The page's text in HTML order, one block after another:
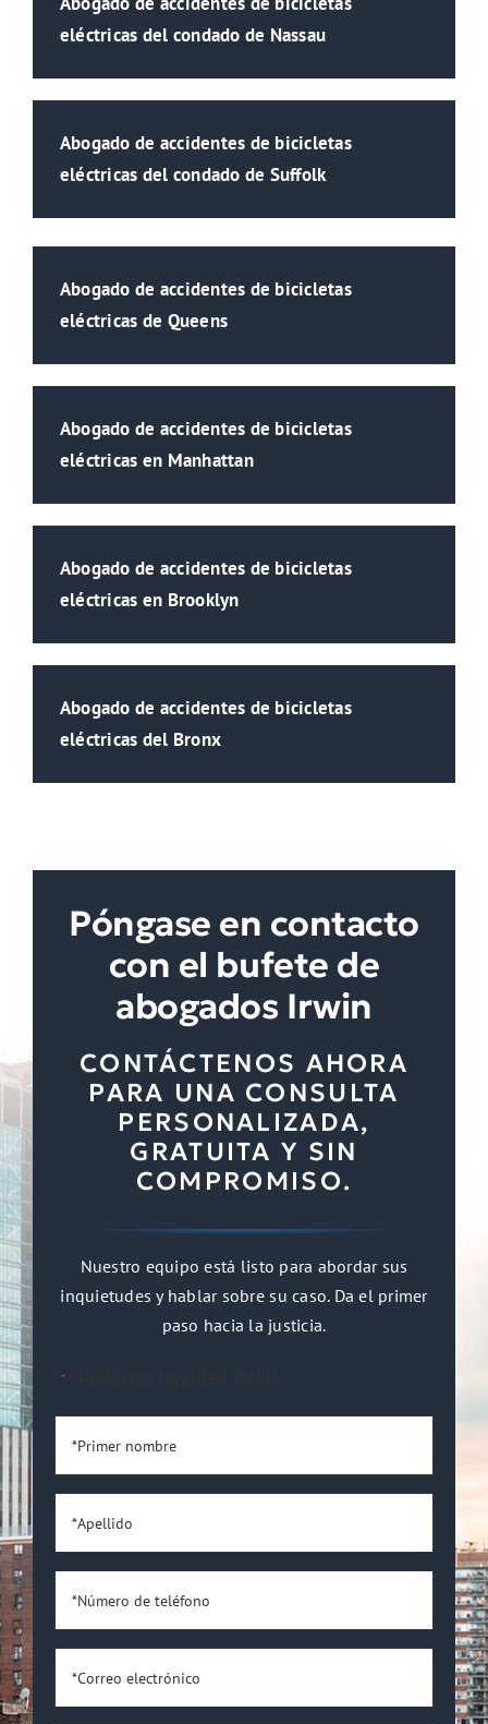
eléctricas del condado de Nassau
Abogado de accidentes de bicicletas
eléctricas del condado de Suffolk
Abogado de accidentes de bicicletas
eléctricas de Queens
Abogado de accidentes de bicicletas
eléctricas en Manhattan
Abogado de accidentes de bicicletas
eléctricas en Brooklyn
Abogado de accidentes de bicicletas
eléctricas del Bronx
Póngase en contacto
con el bufete de
abogados Irwin
CONTÁCTENOS AHORA
PARA UNA CONSULTA
PERSONALIZADA,
GRATUITA Y SIN
COMPROMISO.
Nuestro equipo está listo para abordar sus
inquietudes y hablar sobre su caso. Da el primer
paso hacia la justicia.
"*
nombre
electrónico